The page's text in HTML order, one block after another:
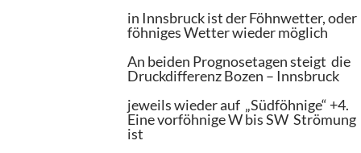
in Innsbruck ist der Föhnwetter, oder
föhniges Wetter wieder möglich
An beiden Prognosetagen steigt die
Druckdifferenz Bozen – Innsbruck
jeweils wieder auf „Südföhnige“ +4.
Eine vorföhnige W bis SW Strömung
ist